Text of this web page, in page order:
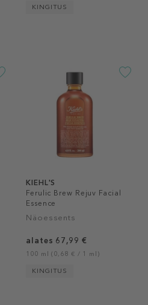
KINGITUS
KIEHL'S
Ferulic Brew Rejuv Facial
Essence
Näoessents
alates 67,99 €
100 ml (0,68 € / 1 ml)
KINGITUS